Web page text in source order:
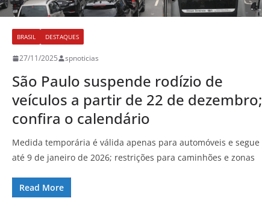
BRASIL DESTAQUES
27/11/2025 spnoticias
São Paulo suspende rodízio de
veículos a partir de 22 de dezembro;
confira o calendário
Medida temporária é válida apenas para automóveis e segue
até 9 de janeiro de 2026; restrições para caminhões e zonas
Read More